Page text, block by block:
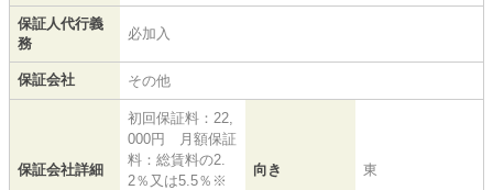
保証人代行義
務
必加入
保証会社 その他
保証会社詳細
初回保証料：22,
000円 月額保証
料：総賃料の2.
2％又は5.5％※
向き 東